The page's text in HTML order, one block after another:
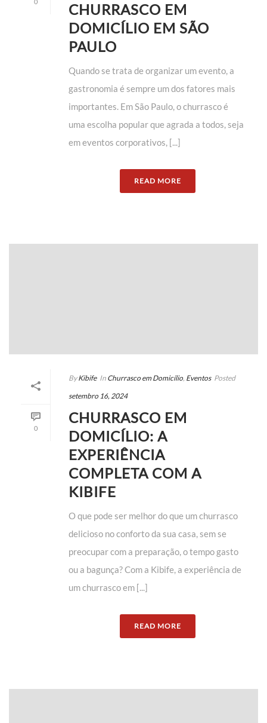
0
CHURRASCO EM
DOMICÍLIO EM SÃO
PAULO
Quando se trata de organizar um evento, a
gastronomia é sempre um dos fatores mais
importantes. Em São Paulo, o churrasco é
uma escolha popular que agrada a todos, seja
em eventos corporativos, [...]
READ MORE
0
By Kibife In Churrasco em Domicílio, Eventos Posted
setembro 16, 2024
CHURRASCO EM
DOMICÍLIO: A
EXPERIÊNCIA
COMPLETA COM A
KIBIFE
O que pode ser melhor do que um churrasco
delicioso no conforto da sua casa, sem se
preocupar com a preparação, o tempo gasto
ou a bagunça? Com a Kibife, a experiência de
um churrasco em [...]
READ MORE